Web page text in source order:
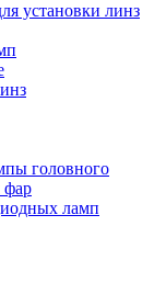
установки линз
головного
фар
ламп